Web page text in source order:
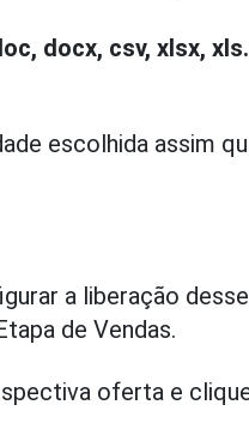
docx, csv, xlsx, xls.
escolhida assim
a liberação desse
de Vendas.
oferta e